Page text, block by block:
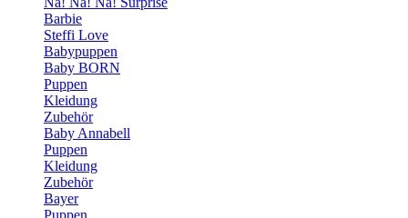
Barbie
Steffi Love
Babypuppen
Baby BORN
Puppen
Kleidung
Zubehör
Baby Annabell
Puppen
Kleidung
Zubehör
Bayer
Puppen